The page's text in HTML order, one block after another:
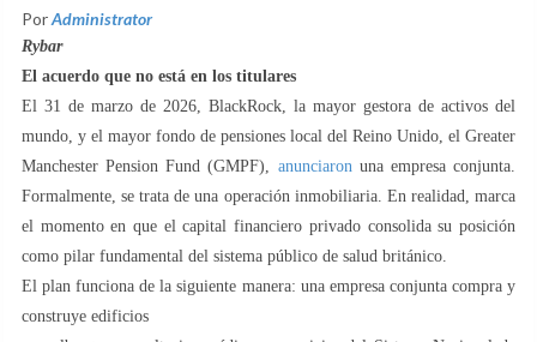
PorAdministrator
Rybar
El acuerdo que no está en los titulares
El 31 de marzo de 2026, BlackRock, la mayor gestora de activos del
mundo, y el mayor fondo de pensiones local del Reino Unido, el Greater
Manchester Pension Fund (GMPF), anunciaron una empresa conjunta.
Formalmente, se trata de una operación inmobiliaria. En realidad, marca
el momento en que el capital financiero privado consolida su posición
como pilar fundamental del sistema público de salud británico.
El plan funciona de la siguiente manera: una empresa conjunta compra y
construye edificios